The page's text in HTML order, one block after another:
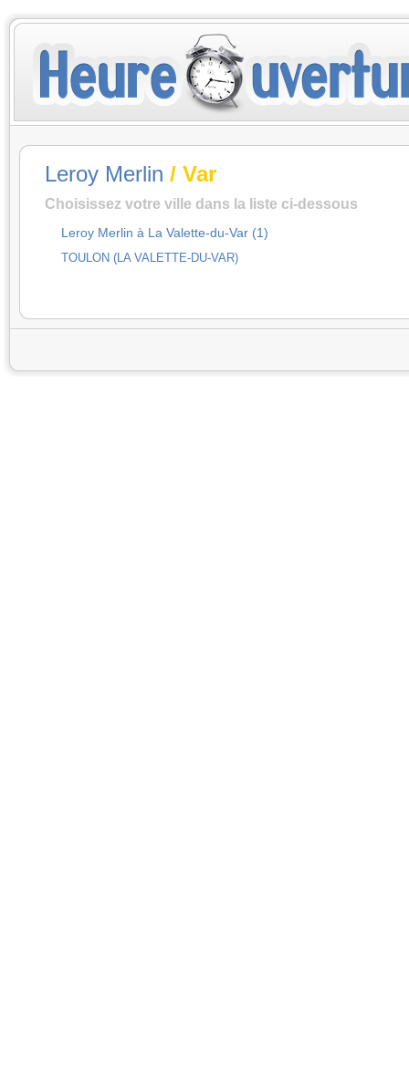
Leroy Merlin / Var
Choisissez votre ville dans la liste ci-dessous
Leroy Merlin à La Valette-du-Var (1)
TOULON (LA VALETTE-DU-VAR)